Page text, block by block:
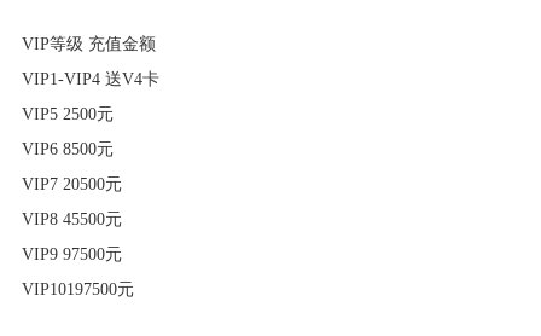
VIP等级 充值金额
VIP1-VIP4 送V4卡
VIP5 2500元
VIP6 8500元
VIP7 20500元
VIP8 45500元
VIP9 97500元
VIP10197500元